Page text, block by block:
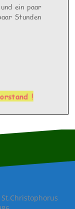
ein paar
Stunden
!